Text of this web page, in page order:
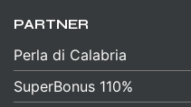
PARTNER
Perla di Calabria
SuperBonus 110%